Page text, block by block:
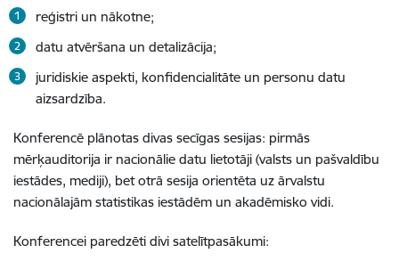
reģistri un nākotne;
datu atvēršana un detalizācija;
juridiskie aspekti, konfidencialitāte un personu datu
aizsardzība.
Konferencē plānotas divas secīgas sesijas: pirmās
mērķauditorija ir nacionālie datu lietotāji (valsts un pašvaldību
iestādes, mediji), bet otrā sesija orientēta uz ārvalstu
nacionālajām statistikas iestādēm un akadēmisko vidi.
Konferencei paredzēti divi satelītpasākumi: